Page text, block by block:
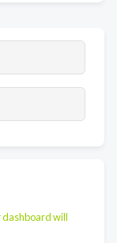
dashboard will